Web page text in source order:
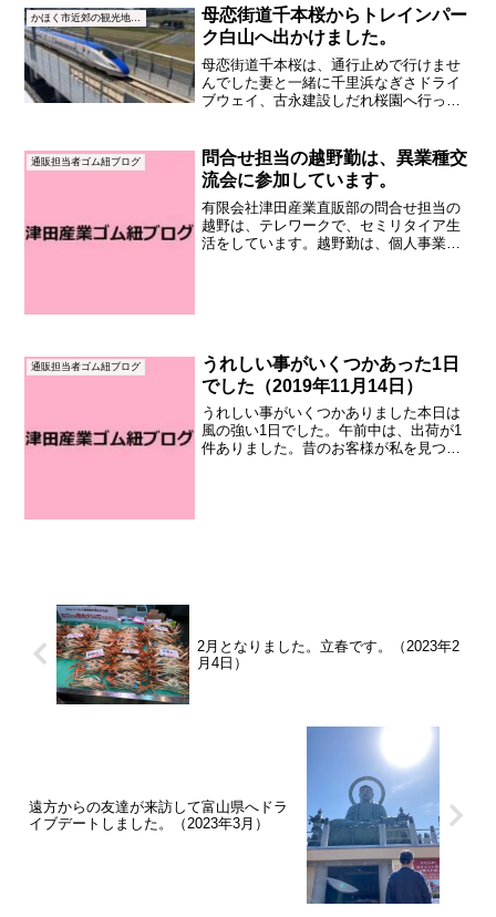
て、ヤフーショッピングのライトが閉店
となりました。当社...
かほく市近郊の観光地・名所
母恋街道千本桜からトレインパー
ク白山へ出かけました。
母恋街道千本桜は、通行止めで行けませ
んでした妻と一緒に千里浜なぎさドライ
ブウェイ、古永建設しだれ桜園へ行った
さんが居て、残念ながら入れてもらえま
せんでした。理由を聞くと...
通販担当者ゴム紐ブログ
問合せ担当の越野勤は、異業種交
流会に参加しています。
有限会社津田産業直販部の問合せ担当の
越野は、テレワークで、セミリタイア生
活をしています。越野勤は、個人事業主
通販担当者ゴム紐ブログ
うれしい事がいくつかあった1日
でした（2019年11月14日）
うれしい事がいくつかありました本日は
風の強い1日でした。午前中は、出荷が1
件ありました。昔のお客様が私を見つけ
2月となりました。立春です。（2023年2
月4日）
遠方からの友達が来訪して富山県へドラ
イブデートしました。（2023年3月）